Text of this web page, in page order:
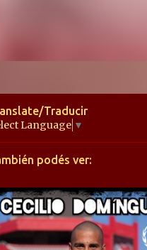
Traducir
Language ▼
podés ver: